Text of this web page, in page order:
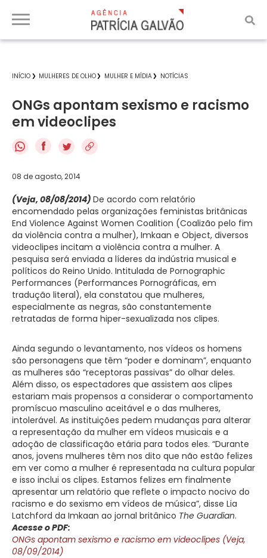
INÍCIO MULHERES DE OLHO MULHER E MÍDIA NOTÍCIAS
ONGs apontam sexismo e racismo
em videoclipes
f
08 de agosto, 2014
(Veja, 08/08/2014) De acordo com relatório
encomendado pelas organizações feministas britânicas
End Violence Against Women Coalition (Coalizão pelo fim
da violência contra a mulher), Imkaan e Object, diversos
videoclipes incitam a violência contra a mulher. A
pesquisa será enviada a líderes da indústria musical e
políticos do Reino Unido. Intitulada de Pornographic
Performances (Performances Pornográficas, em
tradução literal), ela constatou que mulheres,
especialmente as negras, são constantemente
retratadas de forma hiper-sexualizada nos clipes.
Ainda segundo o levantamento, nos vídeos os homens
são personagens que têm “poder e dominam”, enquanto
as mulheres são “receptoras passivas” do olhar deles.
Além disso, os espectadores que assistem aos clipes
estariam mais propensos a considerar o comportamento
promíscuo masculino aceitável e o das mulheres,
intolerável. As instituições pedem mudanças para alterar
a representação da mulher em vídeos musicais e a
adoção de classificação etária para todos eles. “Durante
anos, jovens mulheres têm nos dito que não estão felizes
em ver como a mulher é representada na cultura popular
e isso inclui os clipes. Estamos felizes em finalmente
apresentar um relatório que reflete o impacto nocivo do
racismo e do sexismo em vídeos de música”, disse Lia
Latchford da Imkaan ao jornal britânico The Guardian.
Acesse o PDF:
ONGs apontam sexismo e racismo em videoclipes (Veja,
08/09/2014)